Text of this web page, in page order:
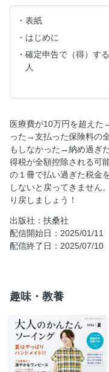
表紙
はじめに
確定申告で（得）す
人
［改正ポイント］令
す！
［Ｑ＆Ａ］はじめて
目次
第1章 はじめての確
第2章 退職金と年金
［コラム］よくある
第3章 さまざまな控
第4章 株や不動産に
［コラム］よくある
［コラム］申告で困
【特別付録1】確定
【特別付録2】失敗
医療費が10万円を超え
った→支払った保険料の
もしなかった→納め過ぎ
得税が全額控除される可
の１冊で払い過ぎた税金
しないと戻ってきません
り戻しましょう！
出版社：扶桑社
配信開始日：2025/01/11
配信終了日：2025/07/10
趣味・教養